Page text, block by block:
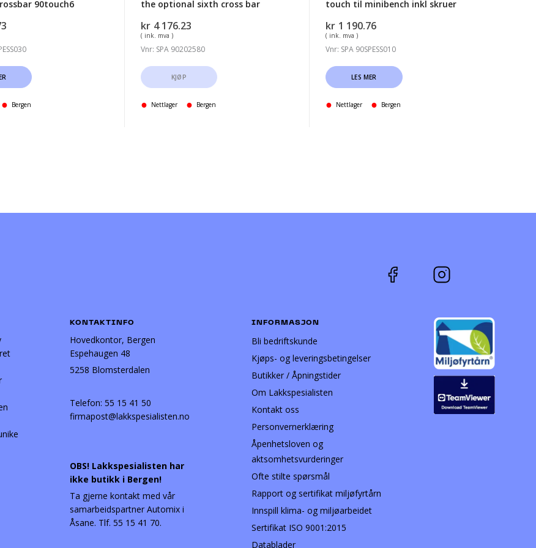
90touch6
Bergen
the optional sixth cross bar
kr 4 176.23
( ink. mva )
Vnr: SPA 90202580
KJØP
Nettlager Bergen
touch til minibench inkl skruer
kr 1 190.76
( ink. mva )
Vnr: SPA 90SPESS010
LES MER
Nettlager Bergen
KONTAKTINFO
Hovedkontor, Bergen
Espehaugen 48
5258 Blomsterdalen
Telefon: 55 15 41 50
firmapost@lakkspesialisten.no
OBS! Lakkspesialisten har
ikke butikk i Bergen!
Ta gjerne kontakt med vår
samarbeidspartner Automix i
Åsane. Tlf. 55 15 41 70.
INFORMASJON
Bli bedriftskunde
Kjøps- og leveringsbetingelser
Butikker / Åpningstider
Om Lakkspesialisten
Kontakt oss
Personvernerklæring
Åpenhetsloven og
aktsomhetsvurderinger
Ofte stilte spørsmål
Rapport og sertifikat miljøfyrtårn
Innspill klima- og miljøarbeidet
Sertifikat ISO 9001:2015
Datablader